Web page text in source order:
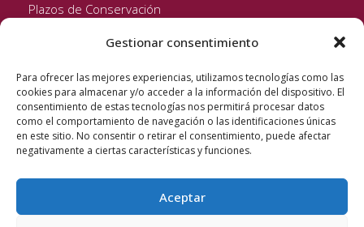
Gestionar consentimiento
Para ofrecer las mejores experiencias, utilizamos tecnologías como las
cookies para almacenar y/o acceder a la información del dispositivo. El
consentimiento de estas tecnologías nos permitirá procesar datos
como el comportamiento de navegación o las identificaciones únicas
en este sitio. No consentir o retirar el consentimiento, puede afectar
negativamente a ciertas características y funciones.
Aceptar
Plazos de Conservación
Seguinos!
Quixote Concentrates S.L. 2022 © Reservados todos los
derechos